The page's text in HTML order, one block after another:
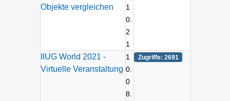
Objekte vergleichen
1
0.
2
1
IIUG World 2021 -
Virtuelle Veranstaltung
1
0.
0
8.
Zugriffe: 2691